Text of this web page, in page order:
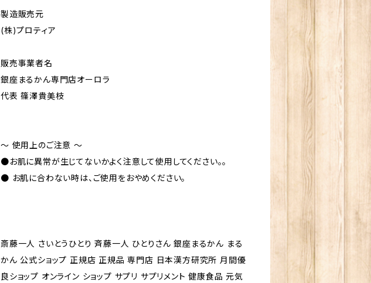
製造販売元
(株)プロティア
販売事業者名
銀座まるかん専門店オーロラ
代表 篠澤貴美枝
～ 使用上のご注意 ～
●お肌に異常が生じてないかよく注意して使用してください。。
● お肌に合わない時は、ご使用をおやめください。
斎藤一人 さいとうひとり 斉藤一人 ひとりさん 銀座まるかん まる
かん 公式ショップ 正規店 正規品 専門店 日本漢方研究所 月間優
良ショップ オンライン ショップ サプリ サプリメント 健康食品 元気